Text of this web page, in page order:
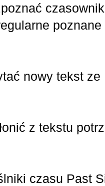
poznane
nowy tekst ze
z tekstu
czasu Past